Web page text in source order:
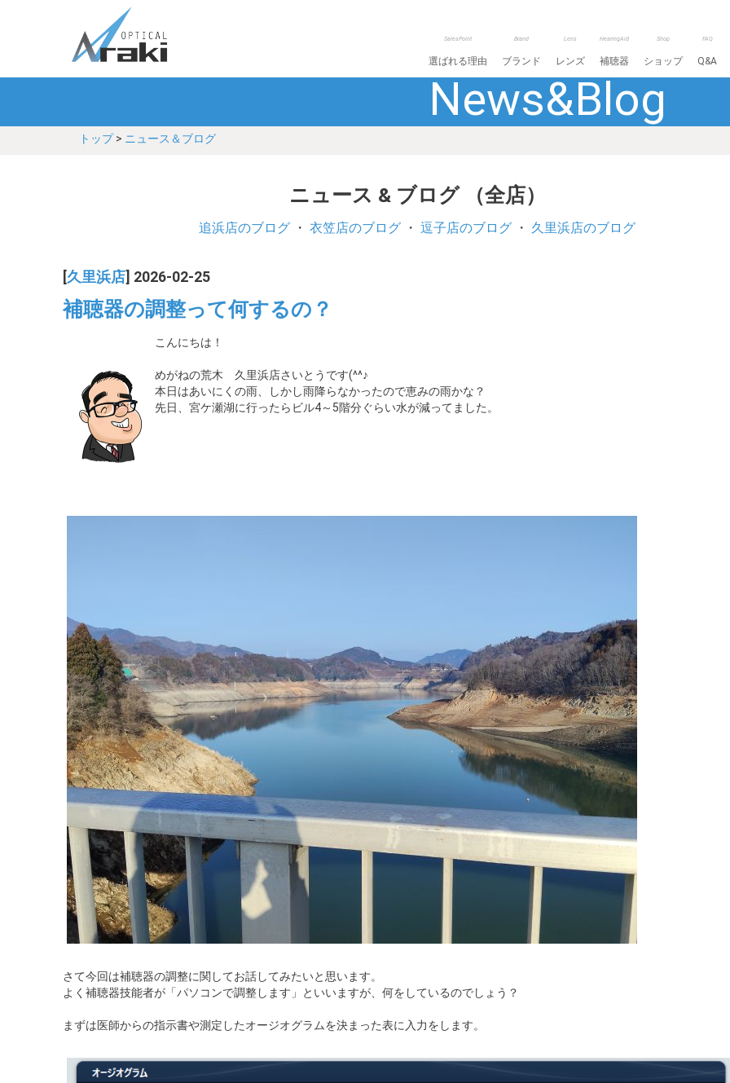
SalesPoint
選ばれる理由
Brand
ブランド
Lens
レンズ
HearingAid
補聴器
Shop
ショップ
FAQ
Q&A
News&Blog
トップ> ニュース＆ブログ
ニュース & ブログ （全店）
追浜店のブログ ・ 衣笠店のブログ ・ 逗子店のブログ ・ 久里浜店のブログ
久里浜店 ] 2026-02-25
補聴器の調整って何するの？
こんにちは！
めがねの荒木 久里浜店さいとうです(^^♪
本日はあいにくの雨、しかし雨降らなかったので恵みの雨かな？
先日、宮ケ瀬湖に行ったらビル4～5階分ぐらい水が減ってました。
さて今回は補聴器の調整に関してお話してみたいと思います。
よく補聴器技能者が「パソコンで調整します」といいますが、何をしているのでしょう？
まずは医師からの指示書や測定したオージオグラムを決まった表に入力をします。